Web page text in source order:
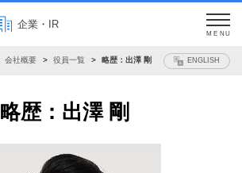
企業・IR
MENU
会社概要 役員一覧 略歴：出澤 剛 ENGLISH
略歴：出澤 剛